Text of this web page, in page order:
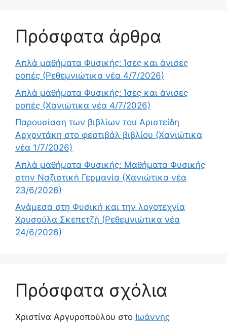
Πρόσφατα άρθρα
Απλά μαθήματα Φυσικής: Ίσες και άνισες
ροπές (Ρεθεμνιώτικα νέα 4/7/2026)
Απλά μαθήματα Φυσικής: Ίσες και άνισες
ροπές (Χανιώτικα νέα 4/7/2026)
Παρουσίαση των βιβλίων του Αριστείδη
Αρχοντάκη στο φεστιβάλ βιβλίου (Χανιώτικα
νέα 1/7/2026)
Απλά μαθήματα Φυσικής: Μαθήματα Φυσικής
στην Ναζιστική Γερμανία (Χανιώτικα νέα
23/6/2026)
Ανάμεσα στη Φυσική και την λογοτεχνία
Χρυσούλα Σκεπετζή (Ρεθεμνιώτικα νέα
24/6/2026)
Πρόσφατα σχόλια
Χριστίνα Αργυροπούλου στο Ιωάννης